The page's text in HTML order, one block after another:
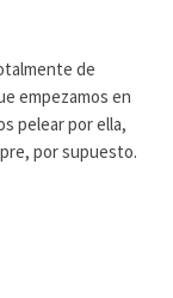
de
empezamos en
pelear por ella,
por supuesto.